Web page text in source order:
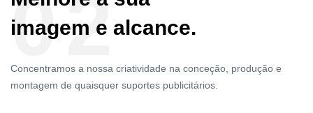
02
imagem e alcance.
Concentramos a nossa criatividade na conceção, produção e
montagem de quaisquer suportes publicitários.